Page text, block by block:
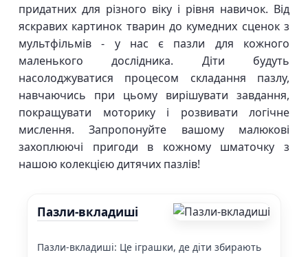
придатних для різного віку і рівня навичок. Від
яскравих картинок тварин до кумедних сценок з
мультфільмів - у нас є пазли для кожного
маленького дослідника. Діти будуть
насолоджуватися процесом складання пазлу,
навчаючись при цьому вирішувати завдання,
покращувати моторику і розвивати логічне
мислення. Запропонуйте вашому малюкові
захоплюючі пригоди в кожному шматочку з
нашою колекцією дитячих пазлів!
Пазли-вкладиші
Пазли-вкладиші: Це іграшки, де діти збирають